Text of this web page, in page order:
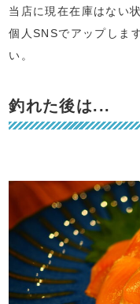
当店に現在在庫はない
個人SNSでアップしま
い。
釣れた後は...